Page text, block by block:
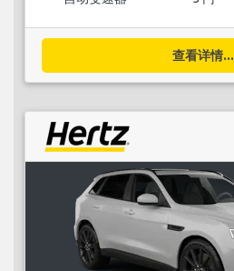
查看详情...